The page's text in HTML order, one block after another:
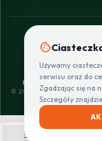
menu
POLITYKA
PRYWATNOŚCI
© 2026 PROINSTALLER.PL
cookie
Używamy
serwisu oraz do
Zgadzając się na
Szczegóły